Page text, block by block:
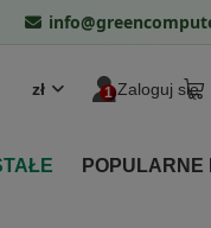
zł Zaloguj się
POPULARNE